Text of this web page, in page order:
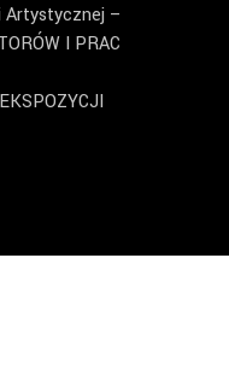
Artystycznej –
I PRAC